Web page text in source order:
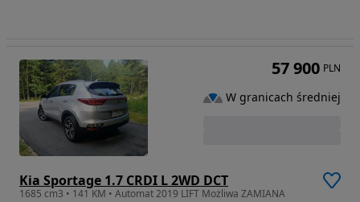
Kia Sportage 1.7 CRDI L 2WD DCT
1685 cm3 • 141 KM • Automat 2019 LIFT Możliwa ZAMIANA
57 900 PLN
W granicach średniej